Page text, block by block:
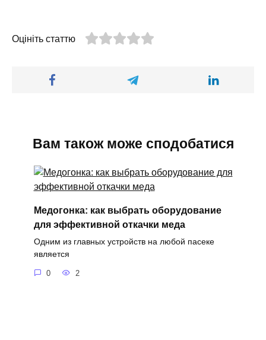
Оцініть статтю
Вам також може сподобатися
Медогонка: как выбрать оборудование
для эффективной откачки меда
Одним из главных устройств на любой пасеке
является
0 2